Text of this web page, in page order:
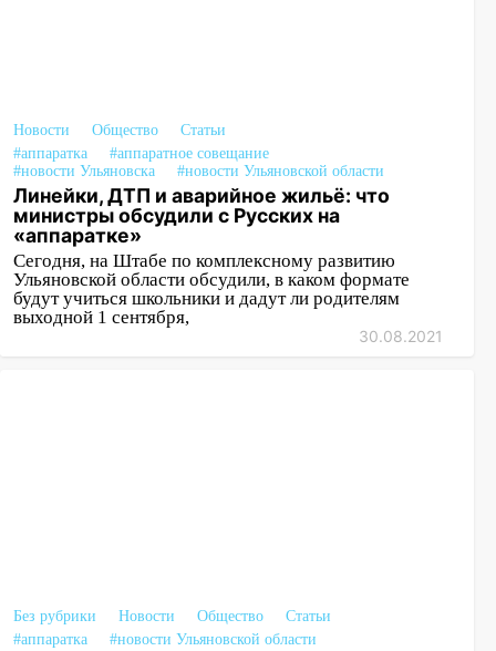
Новости Общество
Статьи
#аппаратка
#аппаратное совещание
#новости Ульяновска
#новости Ульяновской области
Линейки, ДТП и аварийное жильё: что
министры обсудили с Русских на
«аппаратке»
Сегодня, на Штабе по комплексному развитию
Ульяновской области обсудили, в каком формате
будут учиться школьники и дадут ли родителям
выходной 1 сентября,
30.08.2021
Без рубрики Новости Общество
Статьи
#аппаратка
#новости Ульяновской области